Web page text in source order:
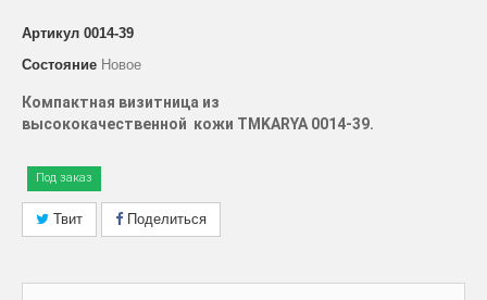
Артикул 0014-39
Состояние Новое
Компактная визитница из
высококачественной кожи TM KARYA 0014-39.
Под заказ
Твит Поделиться